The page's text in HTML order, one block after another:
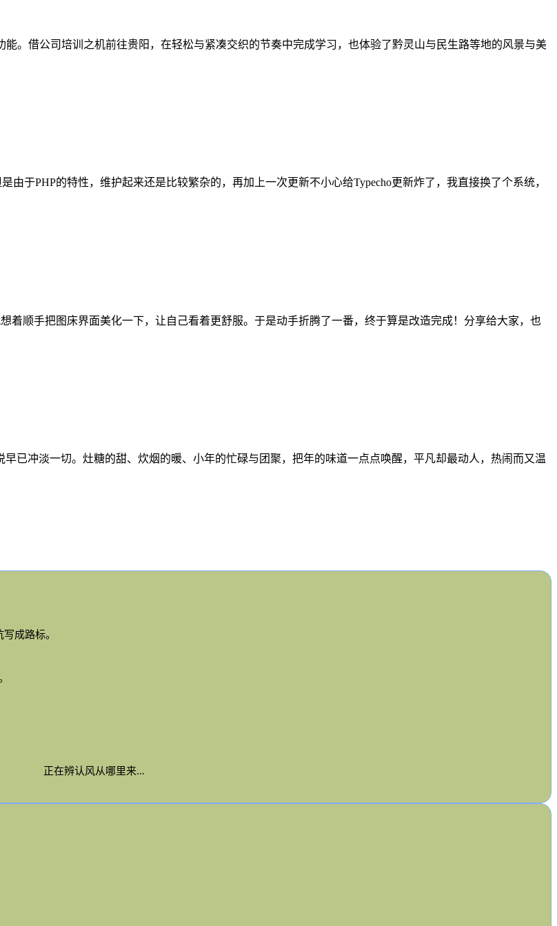
。借公司培训之机前往贵阳，在轻松与紧凑交织的节奏中完成学习，也体验了黔灵山与民生路等地的风景与美
由于PHP的特性，维护起来还是比较繁杂的，再加上一次更新不小心给Typecho更新炸了，我直接换了个系统，
着顺手把图床界面美化一下，让自己看着更舒服。于是动手折腾了一番，终于算是改造完成！分享给大家，也
已冲淡一切。灶糖的甜、炊烟的暖、小年的忙碌与团聚，把年的味道一点点唤醒，平凡却最动人，热闹而又温
成路标。
正在辨认风从哪里来...